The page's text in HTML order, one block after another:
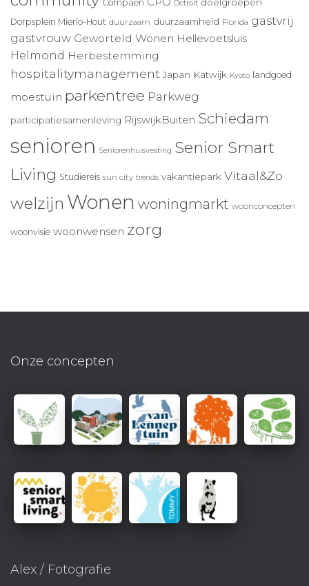
Compaen Detroit
Dorpsplein Mierlo-Hout duurzaam duurzaamheid Florida gastvrij
gastvrouw Geworteld Wonen Hellevoetsluis
Helmond Herbestemming
hospitalitymanagement Japan Katwijk Kyoto landgoed
moestuin parkentree Parkweg
participatiesamenleving RijswijkBuiten Schiedam
senioren Seniorenhuisvesting Senior Smart
Living Studiereis sun city trends vakantiepark Vitaal&Zo
welzijn Wonen woningmarkt woonconcepten
woonvisie woonwensen zorg
Onze concepten
Alex / Fotografie